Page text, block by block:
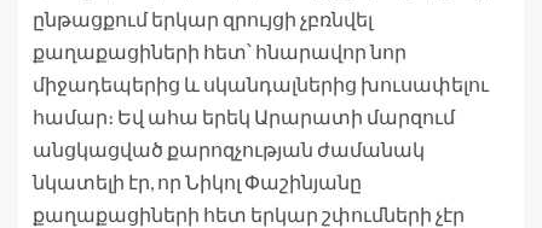
ընթացքում երկար զրույցի չբռնվել
քաղաքացիների հետ՝ հնարավոր նոր
միջադեպերից և սկանդալներից խուսափելու
համար։ Եվ ահա երեկ Արարատի մարզում
անցկացված քարոզչության ժամանակ
նկատելի էր, որ Նիկոլ Փաշինյանը
քաղաքացիների հետ երկար շփումների չէր